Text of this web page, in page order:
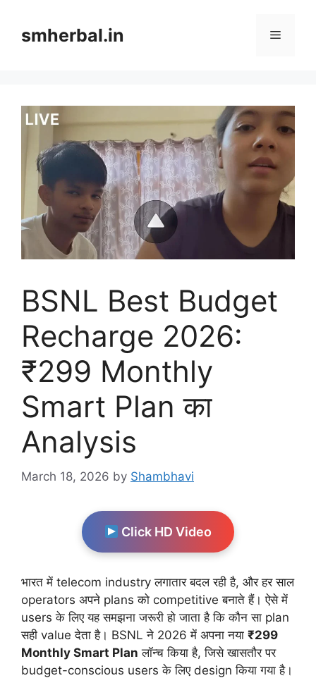
contentsmherbal.in Menu
BSNL Best Budget
Recharge 2026:
₹299 Monthly
Smart Plan का
Analysis
March 18, 2026 by Shambhavi
Click HD Video
भारत में telecom industry लगातार बदल रही है, और हर साल
operators अपने plans को competitive बनाते हैं। ऐसे में
users के लिए यह समझना जरूरी हो जाता है कि कौन सा plan
सही value देता है। BSNL ने 2026 में अपना नया ₹299
Monthly Smart Plan लॉन्च किया है, जिसे खासतौर पर
budget-conscious users के लिए design किया गया है।